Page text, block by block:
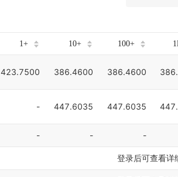
1+ 10+ 100+
423.7500 386.4600 386.4600
- 447.6035 447.6035
- - -
登录后可查看详